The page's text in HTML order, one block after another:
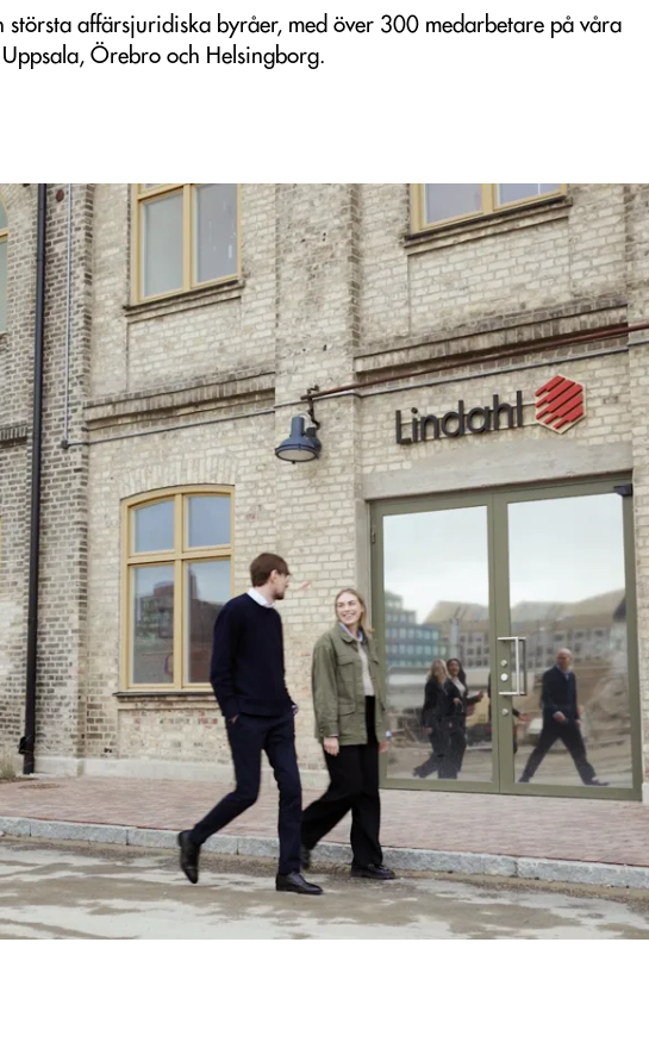
affärsjuridiska byråer, med över 300 medarbetare på våra
Örebro och Helsingborg.